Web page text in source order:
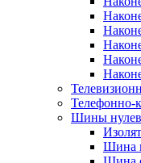
Телефонно-
Шины
Шина